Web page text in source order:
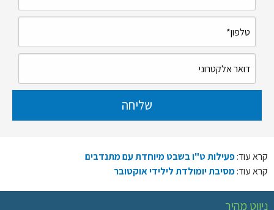
קרא עוד:פעילות ט"ו בשבט מיוחדת עם מתנדבים
קרא עוד:מסיבת יומולדת לילידי אוקטובר
ניווט מהיר